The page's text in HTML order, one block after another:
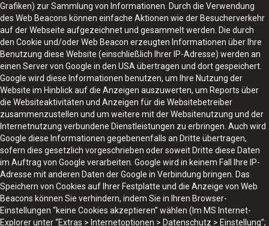
Grafiken) zur Sammlung von Informationen. Durch die Verwendung
des Web Beacons können einfache Aktionen wie der Besucherverkehr
auf der Webseite aufgezeichnet und gesammelt werden. Die durch
den Cookie und/oder Web Beacon erzeugten Informationen über Ihre
Benutzung diese Website (einschließlich Ihrer IP-Adresse) werden an
einen Server von Google in den USA übertragen und dort gespeichert.
Google wird diese Informationen benutzen, um Ihre Nutzung der
Website im Hinblick auf die Anzeigen auszuwerten, um Reports über
die Websiteaktivitäten und Anzeigen für die Websitebetreiber
zusammenzustellen und um weitere mit der Websitenutzung und der
Internetnutzung verbundene Dienstleistungen zu erbringen. Auch wird
Google diese Informationen gegebenenfalls an Dritte übertragen,
sofern dies gesetzlich vorgeschrieben oder soweit Dritte diese Daten
im Auftrag von Google verarbeiten. Google wird in keinem Fall Ihre IP-
Adresse mit anderen Daten der Google in Verbindung bringen. Das
Speichern von Cookies auf Ihrer Festplatte und die Anzeige von Web
Beacons können Sie verhindern, indem Sie in Ihren Browser-
Einstellungen “keine Cookies akzeptieren” wählen (Im MS Internet-
Explorer unter “Extras > Internetoptionen > Datenschutz > Einstellung”;